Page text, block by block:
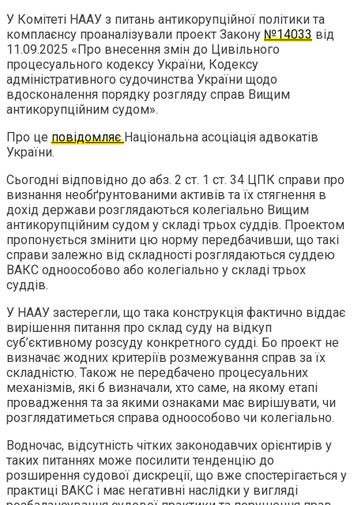
У Комітеті НААУ з питань антикорупційної політики та
комплаєнсу проаналізували проект Закону №14033 від
11.09.2025 «Про внесення змін до Цивільного
процесуального кодексу України, Кодексу
адміністративного судочинства України щодо
вдосконалення порядку розгляду справ Вищим
антикорупційним судом».
Про це повідомляєНаціональна асоціація адвокатів
України.
Сьогодні відповідно до абз. 2 ст. 1 ст. 34 ЦПК справи про
визнання необґрунтованими активів та їх стягнення в
дохід держави розглядаються колегіально Вищим
антикорупційним судом у складі трьох суддів. Проектом
пропонується змінити цю норму передбачивши, що такі
справи залежно від складності розглядаються суддею
ВАКС одноособово або колегіально у складі трьох
суддів.
У НААУ застерегли, що така конструкція фактично віддає
вирішення питання про склад суду на відкуп
суб’єктивному розсуду конкретного судді. Бо проект не
визначає жодних критеріїв розмежування справ за їх
складністю. Також не передбачено процесуальних
механізмів, які б визначали, хто саме, на якому етапі
провадження та за якими ознаками має вирішувати, чи
розглядатиметься справа одноособово чи колегіально.
Водночас, відсутність чітких законодавчих орієнтирів у
таких питаннях може посилити тенденцію до
розширення судової дискреції, що вже спостерігається у
практиці ВАКС і має негативні наслідки у вигляді